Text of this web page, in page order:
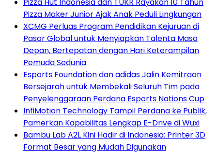
Pizza Maker Junior Ajak Anak Peduli Lingkungan
XCMG Perluas Program Pendidikan Kejuruan di
Pasar Global untuk Menyiapkan Talenta Masa
Depan, Bertepatan dengan Hari Keterampilan
Pemuda Sedunia
Esports Foundation dan adidas Jalin Kemitraan
Bersejarah untuk Membekali Seluruh Tim pada
Penyelenggaraan Perdana Esports Nations Cup
InfiMotion Technology Tampil Perdana ke Publik,
Pamerkan Kapabilitas Lengkap E-Drive di Wuxi
Bambu Lab A2L Kini Hadir di Indonesia: Printer 3D
Format Besar yang Mudah Digunakan